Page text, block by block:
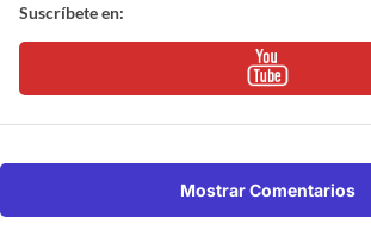
Suscríbete en:
Mostrar Comentarios